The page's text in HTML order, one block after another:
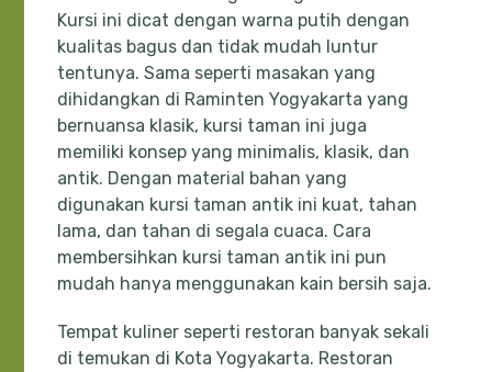
Kursi ini dicat dengan warna putih dengan
kualitas bagus dan tidak mudah luntur
tentunya. Sama seperti masakan yang
dihidangkan di Raminten Yogyakarta yang
bernuansa klasik, kursi taman ini juga
memiliki konsep yang minimalis, klasik, dan
antik. Dengan material bahan yang
digunakan kursi taman antik ini kuat, tahan
lama, dan tahan di segala cuaca. Cara
membersihkan kursi taman antik ini pun
mudah hanya menggunakan kain bersih saja.
Tempat kuliner seperti restoran banyak sekali
di temukan di Kota Yogyakarta. Restoran